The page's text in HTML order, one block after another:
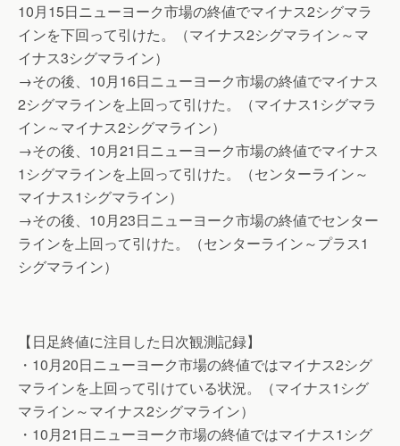
10月15日ニューヨーク市場の終値でマイナス2シグマラ
インを下回って引けた。（マイナス2シグマライン～マ
イナス3シグマライン）
→その後、10月16日ニューヨーク市場の終値でマイナス
2シグマラインを上回って引けた。（マイナス1シグマラ
イン～マイナス2シグマライン）
→その後、10月21日ニューヨーク市場の終値でマイナス
1シグマラインを上回って引けた。（センターライン～
マイナス1シグマライン）
→その後、10月23日ニューヨーク市場の終値でセンター
ラインを上回って引けた。（センターライン～プラス1
シグマライン）
【日足終値に注目した日次観測記録】
・10月20日ニューヨーク市場の終値ではマイナス2シグ
マラインを上回って引けている状況。（マイナス1シグ
マライン～マイナス2シグマライン）
・10月21日ニューヨーク市場の終値ではマイナス1シグ